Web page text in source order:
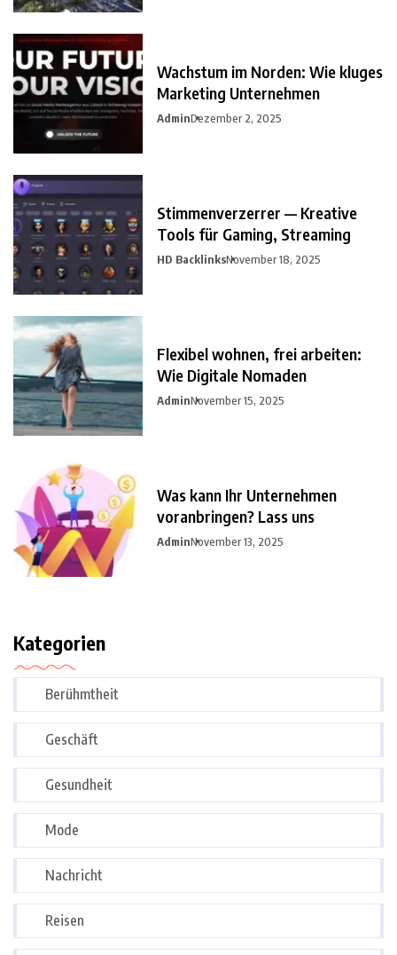
Wachstum im Norden: Wie kluges
Marketing Unternehmen
AdminDezember 2, 2025
Stimmenverzerrer — Kreative
Tools für Gaming, Streaming
HD BacklinksNovember 18, 2025
Flexibel wohnen, frei arbeiten:
Wie Digitale Nomaden
AdminNovember 15, 2025
Was kann Ihr Unternehmen
voranbringen? Lass uns
AdminNovember 13, 2025
Kategorien
Berühmtheit
Geschäft
Gesundheit
Mode
Nachricht
Reisen